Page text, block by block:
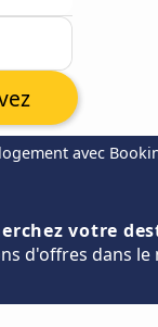
avec
votre
d'offres dans le